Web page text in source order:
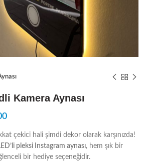
Kamera Aynası
Şu
fiyat:
₺5.750,00.
çekici hali şimdi dekor olarak karşınızda!
pleksi Instagram aynası, hem şık bir
bir hediye seçeneğidir.